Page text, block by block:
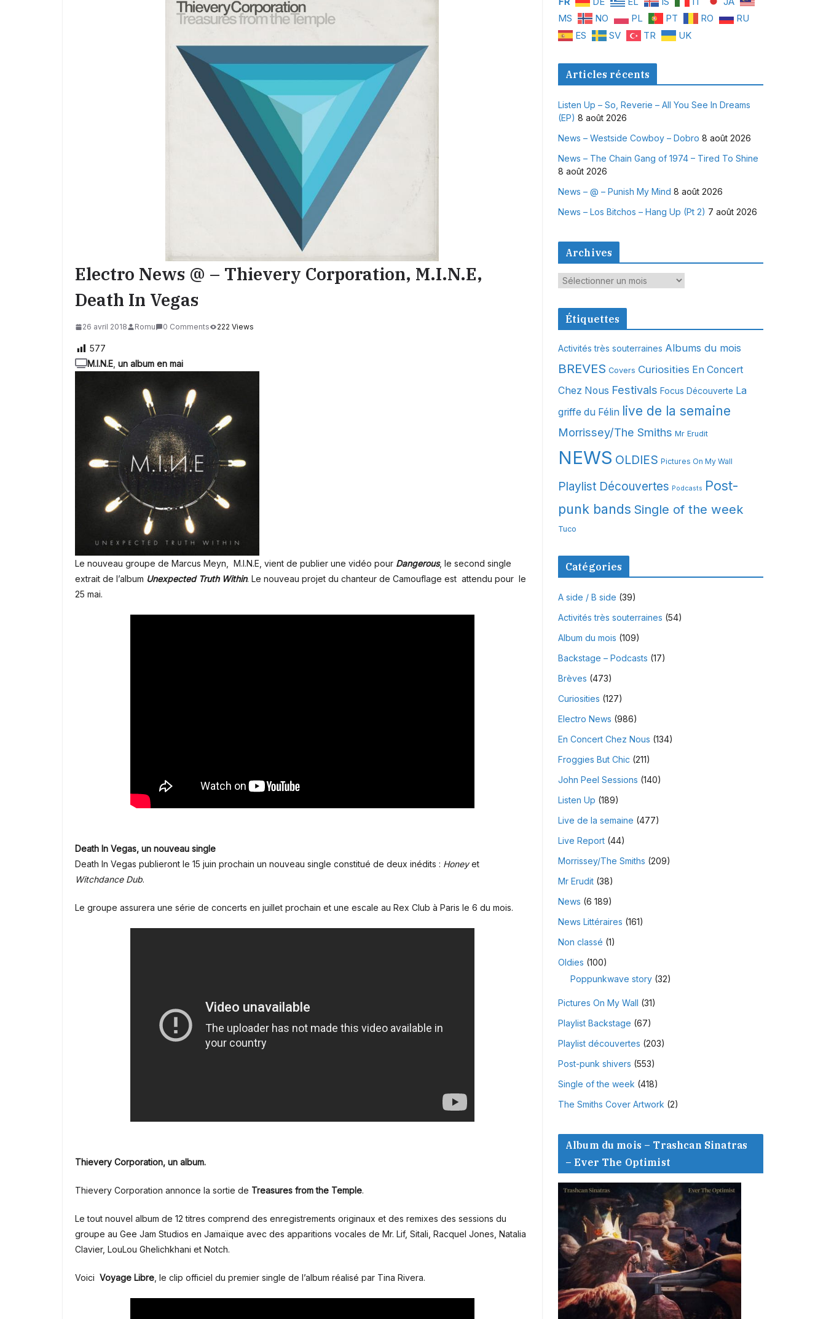
Electro News @ – Thievery Corporation, M.I.N.E,
Death In Vegas
26 avril 2018 Romu 0 Comments 222 Views
577
M.I.N.E un album en mai
Le nouveau groupe de Marcus Meyn, M.I.N.E, vient de publier une vidéo pour Dangerous, le second single
extrait de l’album Unexpected Truth Within. Le nouveau projet du chanteur de Camouflage est attendu pour le
25 mai.
Death In Vegas, un nouveau single
Death In Vegas publieront le 15 juin prochain un nouveau single constitué de deux inédits : Honeyet
Witchdance Dub.
Le groupe assurera une série de concerts en juillet prochain et une escale au Rex Club à Paris le 6 du mois.
Thievery Corporation, un album.
Thievery Corporation annonce la sortie de Treasures from the Temple.
Le tout nouvel album de 12 titres comprend des enregistrements originaux et des remixes des sessions du
groupe au Gee Jam Studios en Jamaïque avec des apparitions vocales de Mr. Lif, Sitali, Racquel Jones, Natalia
Clavier, LouLou Ghelichkhani et Notch.
Voici Voyage Libre , le clip officiel du premier single de l’album réalisé par Tina Rivera.
MS
NO PL PT RO
RU
ES
SV TR UK
Articles récents
Listen Up – So, Reverie – All You See In Dreams
(EP) 8 août 2026
News – Westside Cowboy – Dobro 8 août 2026
News – The Chain Gang of 1974 – Tired To Shine
8 août 2026
News – @ – Punish My Mind 8 août 2026
News – Los Bitchos – Hang Up (Pt 2) 7 août 2026
Archives
A
c
e
s
Étiquettes
Activités très souterraines Albums du mois
BREVES Covers Curiosities En Concert
Chez Nous Festivals Focus Découverte La
griffe du Félin live de la semaine
Morrissey/The Smiths Mr Erudit
NEWS OLDIES Pictures On My Wall
Playlist Découvertes Podcasts Post-
punk bands Single of the week
Tuco
Catégories
A side / B side (39)
Activités très souterraines (54)
Album du mois (109)
Backstage – Podcasts (17)
Brèves (473)
Curiosities (127)
Electro News (986)
En Concert Chez Nous (134)
Froggies But Chic (211)
John Peel Sessions (140)
Listen Up (189)
Live de la semaine (477)
Live Report(44)
Morrissey/The Smiths (209)
Mr Erudit(38)
News (6 189)
News Littéraires (161)
Non classé (1)
Oldies (100)
Poppunkwave story(32)
Pictures On My Wall (31)
Playlist Backstage (67)
Playlist découvertes (203)
Post-punk shivers (553)
Single of the week (418)
The Smiths Cover Artwork (2)
Album du mois – Trashcan Sinatras
– Ever The Optimist